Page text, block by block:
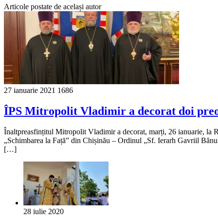
Articole postate de același autor
27 ianuarie 2021 1686
ÎPS Mitropolit Vladimir a decorat doi
Înaltpreasfințitul Mitropolit Vladimir a decorat, marți, 26 ianuarie, la
„Schimbarea la Față” din Chișinău – Ordinul „Sf. Ierarh Gavriil
[…]
28 iulie 2020